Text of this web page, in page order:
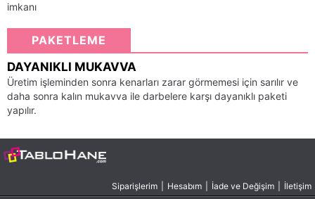
imkanı
PAKETLEME
DAYANIKLI MUKAVVA
Üretim işleminden sonra kenarları zarar görmemesi için sarılır ve
daha sonra kalın mukavva ile darbelere karşı dayanıklı paketi
yapılır.
Siparişlerim Hesabım İade ve Değişim İletişim